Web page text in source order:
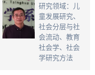
研究领域：儿
童发展研究、
社会分层与社
会流动、教育
社会学、社会
学研究方法